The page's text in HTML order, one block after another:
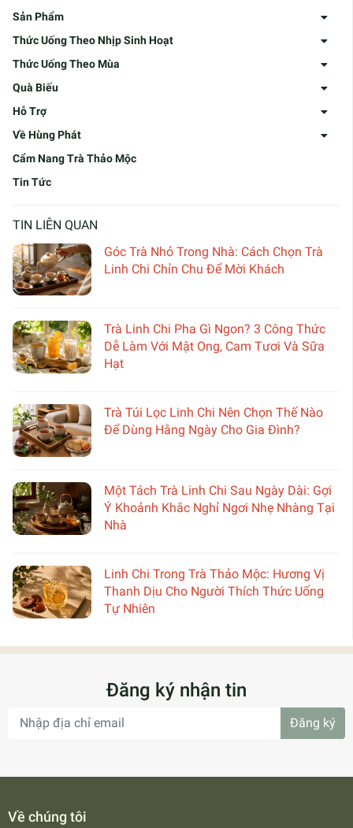
Sản Phẩm
Thức Uống Theo Nhịp Sinh Hoạt
Thức Uống Theo Mùa
Quà Biếu
Hỗ Trợ
Về Hùng Phát
Cẩm Nang Trà Thảo Mộc
Tin Tức
TIN LIÊN QUAN
Góc Trà Nhỏ Trong Nhà: Cách Chọn Trà
Linh Chi Chỉn Chu Để Mời Khách
Trà Linh Chi Pha Gì Ngon? 3 Công Thức
Dễ Làm Với Mật Ong, Cam Tươi Và Sữa
Hạt
Trà Túi Lọc Linh Chi Nên Chọn Thế Nào
Để Dùng Hằng Ngày Cho Gia Đình?
Một Tách Trà Linh Chi Sau Ngày Dài: Gợi
Ý Khoảnh Khắc Nghỉ Ngơi Nhẹ Nhàng Tại
Nhà
Linh Chi Trong Trà Thảo Mộc: Hương Vị
Thanh Dịu Cho Người Thích Thức Uống
Tự Nhiên
Đăng ký nhận tin
Đăng ký
Về chúng tôi